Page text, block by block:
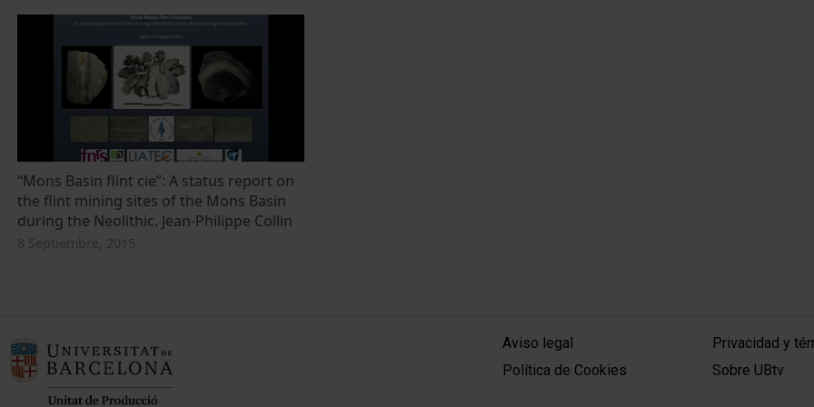
“Mons Basin flint cie”: A status report on
the flint mining sites of the Mons Basin
during the Neolithic. Jean-Philippe Collin
8 Septiembre, 2015
MENÚ PEU 1
Aviso legal
Política de Cookies
PEU 2
Privacidad y
Sobre UBtv